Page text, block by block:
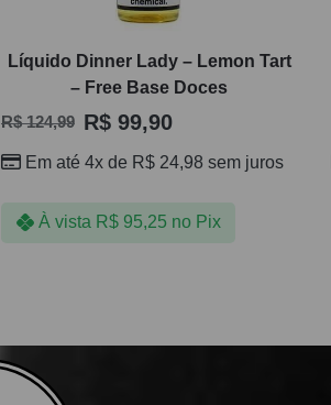
Líquido Dinner Lady – Lemon Tart
– Free Base Doces
R$124,99 R$99,90
Em até 4x de R$24,98 sem juros
À vista R$95,25 no Pix